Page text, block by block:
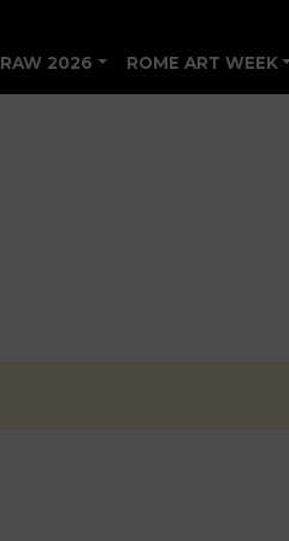
RAW 2026 ROME ART WEEK